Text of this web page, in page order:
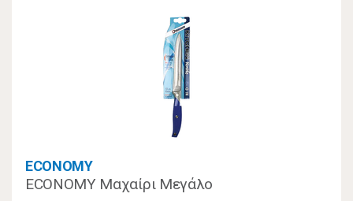
ECONOMY
ECONOMY Μαχαίρι Μεγάλο